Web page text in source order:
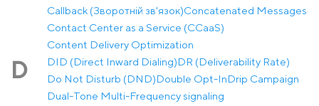
Callback (Зворотній зв'язок)Concatenated Messages
Contact Center as a Service (CCaaS)
Content Delivery Optimization
D DID (Direct Inward Dialing)DR (Deliverability Rate)
Do Not Disturb (DND)Double Opt-InDrip Campaign
Dual-Tone Multi-Frequency signaling